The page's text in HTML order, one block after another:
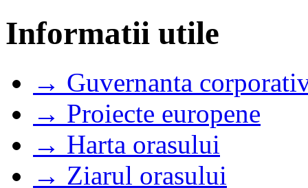
Informatii utile
→ Guvernanta
→ Proiecte europene
→ Harta orasului
→ Ziarul orasului